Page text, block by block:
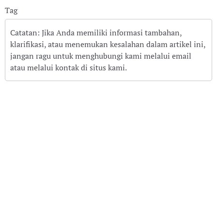
Tag
Catatan: Jika Anda memiliki informasi tambahan,
klarifikasi, atau menemukan kesalahan dalam artikel ini,
jangan ragu untuk menghubungi kami melalui email
atau melalui kontak di situs kami.